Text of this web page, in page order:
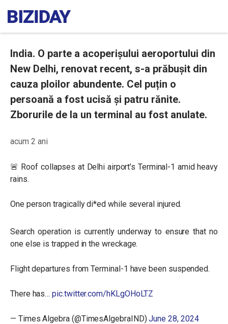
India. O parte a acoperișului aeroportului din
New Delhi, renovat recent, s-a prăbușit din
cauza ploilor abundente. Cel puțin o
persoană a fost ucisă și patru rănite.
Zborurile de la un terminal au fost anulate.
acum 2 ani
🚨 Roof collapses at Delhi airport’s Terminal-1 amid heavy
rains.
One person tragically di*ed while several injured.
Search operation is currently underway to ensure that no
one else is trapped in the wreckage.
Flight departures from Terminal-1 have been suspended.
There has…pic.twitter.com/hKLgOHoLTZ
— Times Algebra (@TimesAlgebraIND)June 28, 2024